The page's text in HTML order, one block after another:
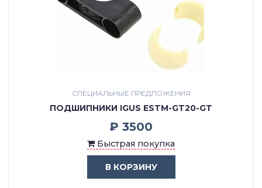
СПЕЦИАЛЬНЫЕ ПРЕДЛОЖЕНИЯ
ПОДШИПНИКИ IGUS ESTM-GT20-GT
₽ 3500
Быстрая покупка
В КОРЗИНУ